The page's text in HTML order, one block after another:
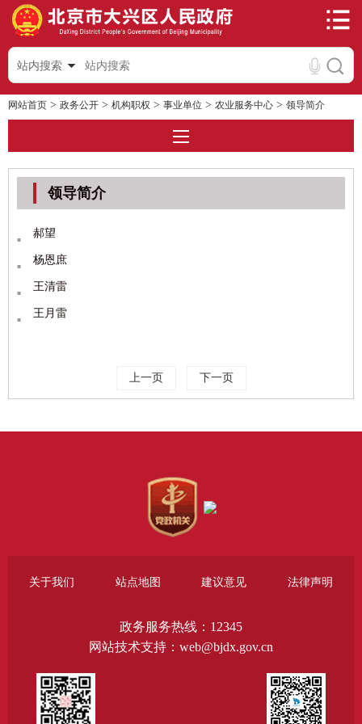
站内搜索
网站首页 > 政务公开 > 机构职权 > 事业单位 > 农业服务中心 > 领导简介
领导简介
郝望
杨恩庶
王清雷
王月雷
上一页 下一页
关于我们 站点地图 建议意见 法律声明
政务服务热线：12345
网站技术支持：web@bjdx.gov.cn